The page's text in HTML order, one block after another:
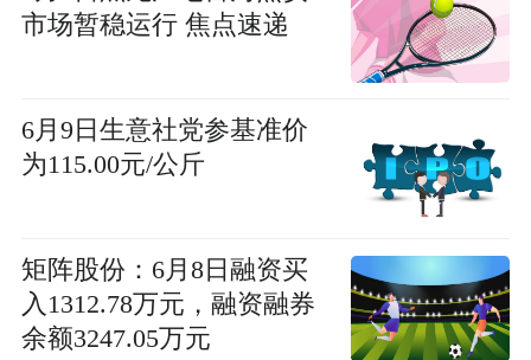
市场暂稳运行 焦点速递
6月9日生意社党参基准价
为115.00元/公斤
矩阵股份：6月8日融资买
入1312.78万元，融资融券
余额3247.05万元